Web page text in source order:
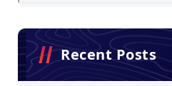
Recent Posts